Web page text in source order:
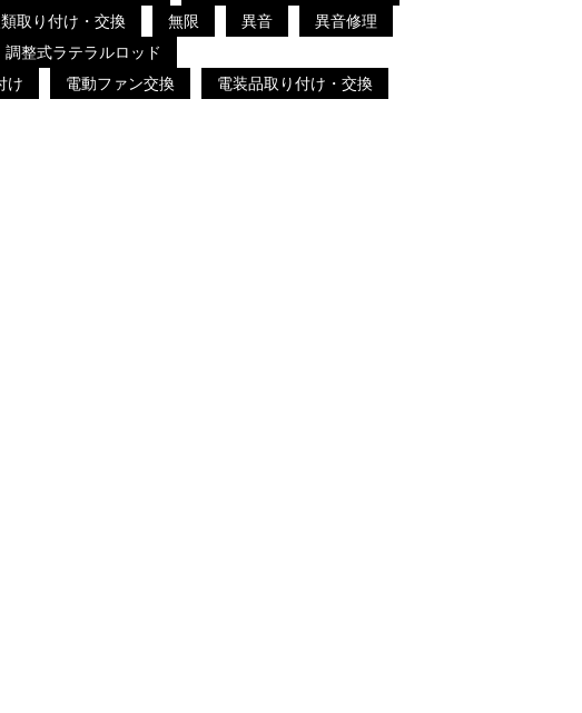
取り付け・交換 無限 異音
異音修理
調整式ラテラルロッド
け 電動ファン交換
電装品取り付け・交換